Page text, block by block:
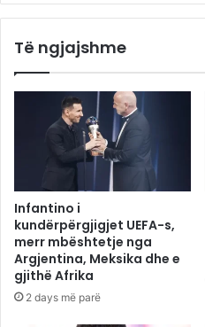
Të ngjajshme
Infantino i
kundërpërgjigjet UEFA-s,
merr mbështetje nga
Argjentina, Meksika dhe e
gjithë Afrika
2 days më parë